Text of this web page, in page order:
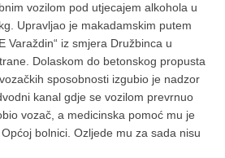
vozilom pod utjecajem alkohola u
Upravljao je makadamskim putem
Varaždin“ iz smjera Družbinca u
Dolaskom do betonskog propusta
sposobnosti izgubio je nadzor
kanal gdje se vozilom prevrnuo
vozač, a medicinska pomoć mu je
bolnici. Ozljede mu za sada nisu